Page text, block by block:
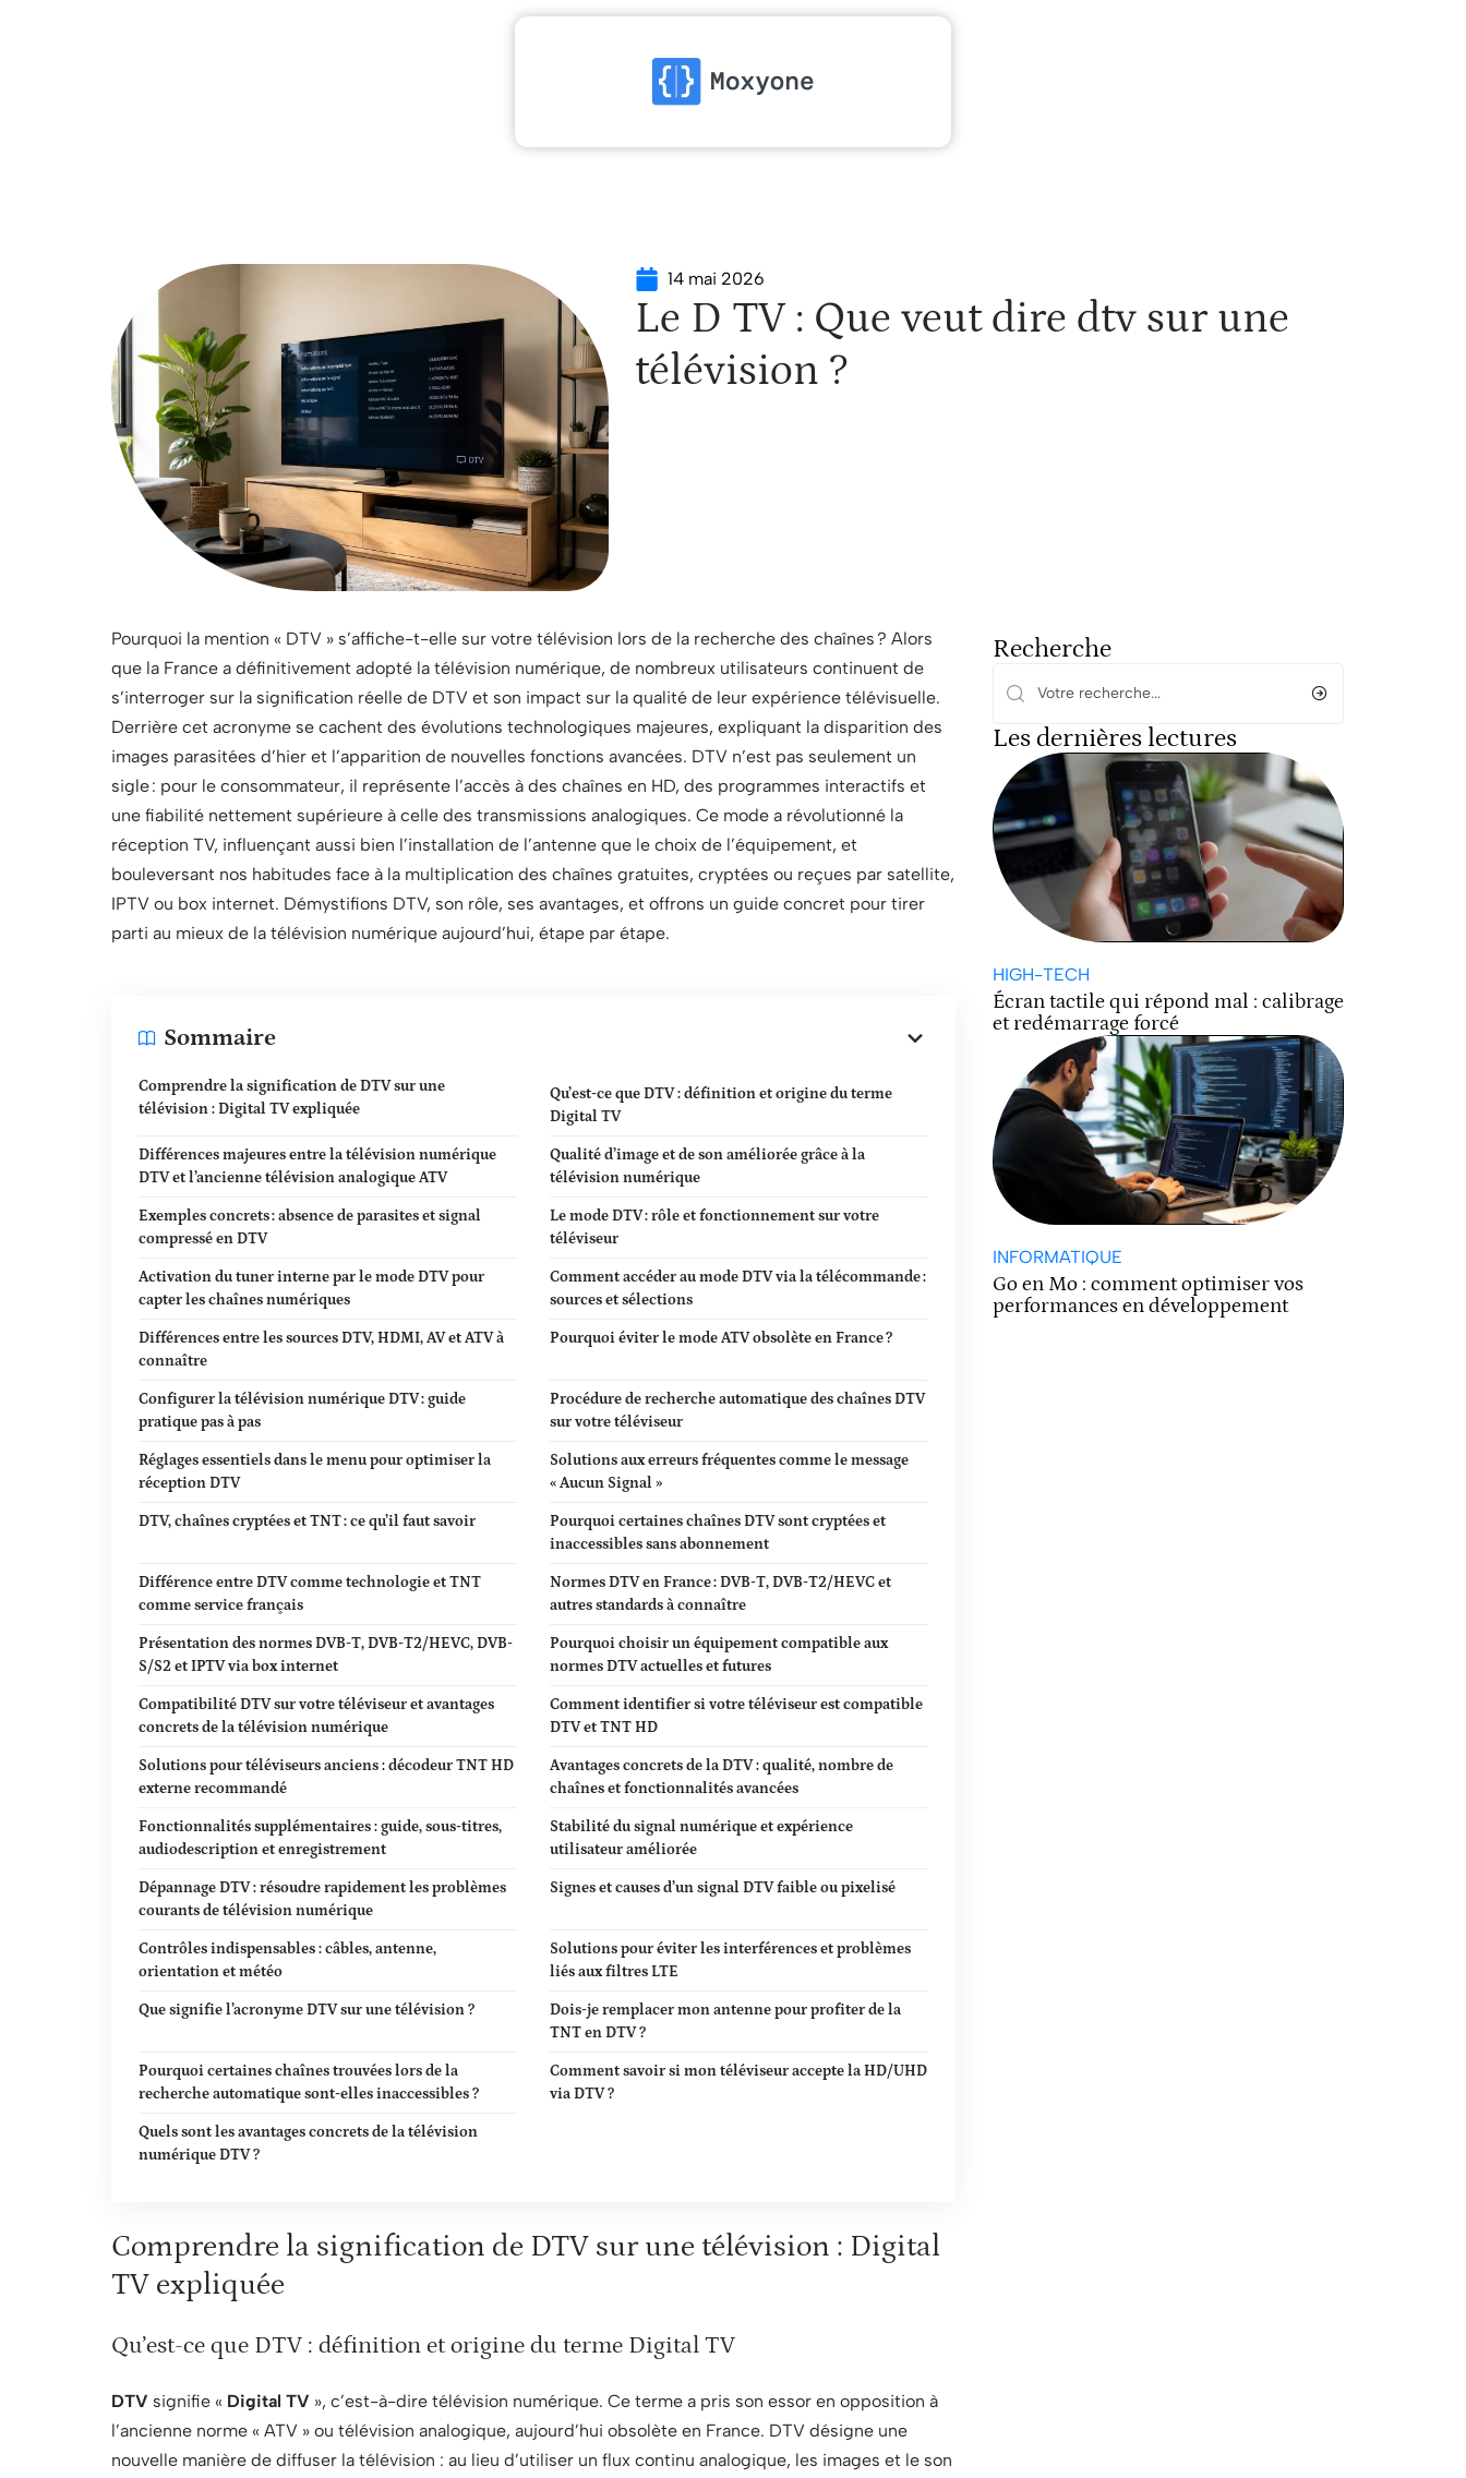
14 mai 2026
Le D TV : Que veut dire dtv sur une
télévision ?
Pourquoi la mention « DTV » s’affiche-t-elle sur votre télévision lors de la recherche des chaînes ? Alors
que la France a définitivement adopté la télévision numérique, de nombreux utilisateurs continuent de
s’interroger sur la signification réelle de DTV et son impact sur la qualité de leur expérience télévisuelle.
Derrière cet acronyme se cachent des évolutions technologiques majeures, expliquant la disparition des
images parasitées d’hier et l’apparition de nouvelles fonctions avancées. DTV n’est pas seulement un
sigle : pour le consommateur, il représente l’accès à des chaînes en HD, des programmes interactifs et
une fiabilité nettement supérieure à celle des transmissions analogiques. Ce mode a révolutionné la
réception TV, influençant aussi bien l’installation de l’antenne que le choix de l’équipement, et
bouleversant nos habitudes face à la multiplication des chaînes gratuites, cryptées ou reçues par satellite,
IPTV ou box internet. Démystifions DTV, son rôle, ses avantages, et offrons un guide concret pour tirer
parti au mieux de la télévision numérique aujourd’hui, étape par étape.
Sommaire
Comprendre la signification de DTV sur une
télévision : Digital TV expliquée
Qu’est-ce que DTV : définition et origine du terme
Digital TV
Différences majeures entre la télévision numérique
DTV et l’ancienne télévision analogique ATV
Qualité d’image et de son améliorée grâce à la
télévision numérique
Exemples concrets : absence de parasites et signal
compressé en DTV
Le mode DTV : rôle et fonctionnement sur votre
téléviseur
Activation du tuner interne par le mode DTV pour
capter les chaînes numériques
Comment accéder au mode DTV via la télécommande :
sources et sélections
Différences entre les sources DTV, HDMI, AV et ATV à
connaître
Pourquoi éviter le mode ATV obsolète en France ?
Configurer la télévision numérique DTV : guide
pratique pas à pas
Procédure de recherche automatique des chaînes DTV
sur votre téléviseur
Réglages essentiels dans le menu pour optimiser la
réception DTV
Solutions aux erreurs fréquentes comme le message
« Aucun Signal »
DTV, chaînes cryptées et TNT : ce qu’il faut savoir
Pourquoi certaines chaînes DTV sont cryptées et
inaccessibles sans abonnement
Différence entre DTV comme technologie et TNT
comme service français
Normes DTV en France : DVB-T, DVB-T2/HEVC et
autres standards à connaître
Présentation des normes DVB-T, DVB-T2/HEVC, DVB-
S/S2 et IPTV via box internet
Pourquoi choisir un équipement compatible aux
normes DTV actuelles et futures
Compatibilité DTV sur votre téléviseur et avantages
concrets de la télévision numérique
Comment identifier si votre téléviseur est compatible
DTV et TNT HD
Solutions pour téléviseurs anciens : décodeur TNT HD
externe recommandé
Avantages concrets de la DTV : qualité, nombre de
chaînes et fonctionnalités avancées
Fonctionnalités supplémentaires : guide, sous-titres,
audiodescription et enregistrement
Stabilité du signal numérique et expérience
utilisateur améliorée
Dépannage DTV : résoudre rapidement les problèmes
courants de télévision numérique
Signes et causes d’un signal DTV faible ou pixelisé
Contrôles indispensables : câbles, antenne,
orientation et météo
Solutions pour éviter les interférences et problèmes
liés aux filtres LTE
Que signifie l’acronyme DTV sur une télévision ?
Dois-je remplacer mon antenne pour profiter de la
TNT en DTV ?
Pourquoi certaines chaînes trouvées lors de la
recherche automatique sont-elles inaccessibles ?
Comment savoir si mon téléviseur accepte la HD/UHD
via DTV ?
Quels sont les avantages concrets de la télévision
numérique DTV ?
Comprendre la signification de DTV sur une télévision : Digital
TV expliquée
Qu’est-ce que DTV : définition et origine du terme Digital TV
DTV signifie « Digital TV », c’est-à-dire télévision numérique. Ce terme a pris son essor en opposition à
l’ancienne norme « ATV » ou télévision analogique, aujourd’hui obsolète en France. DTV désigne une
nouvelle manière de diffuser la télévision : au lieu d’utiliser un flux continu analogique, les images et le son
Recherche
Les dernières lectures
HIGH-TECH
Écran tactile qui répond mal : calibrage
et redémarrage forcé
INFORMATIQUE
Go en Mo : comment optimiser vos
performances en développement